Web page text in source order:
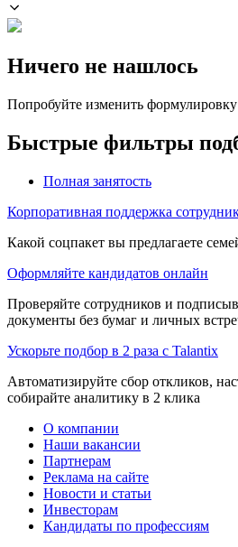
Ничего не нашлось
Попробуйте изменить
Быстрые фильтры
Полная занятость
Корпоративная поддержка
Какой соцпакет вы предлагаете
Оформляйте кандидатов онлайн
Проверяйте сотрудников и
документы без бумаг и личных
Ускорьте подбор в 2 раза с Talantix
Автоматизируйте сбор откликов,
собирайте аналитику в 2 клика
О компании
Наши вакансии
Партнерам
Реклама на сайте
Новости и статьи
Инвесторам
Кандидаты по профессиям